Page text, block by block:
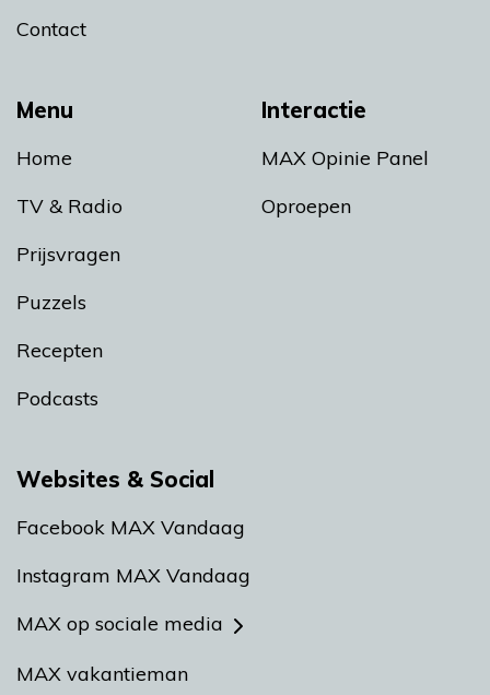
Menu
Home
TV & Radio
Prijsvragen
Puzzels
Recepten
Podcasts
Interactie
MAX Opinie Panel
Oproepen
Contact
Websites & Social
Facebook MAX Vandaag
Instagram MAX Vandaag
MAX op sociale media
MAX vakantieman